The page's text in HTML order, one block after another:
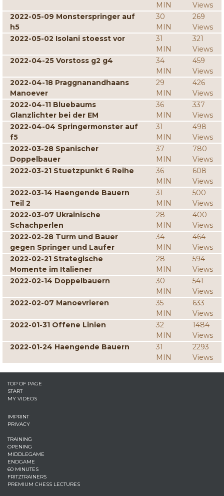
MIN
Views
2022-05-09 Monsterspringer auf
h5
30
MIN
269
Views
2022-05-02 Isolani stoesst vor
31
MIN
321
Views
2022-04-25 Vorstoss g2 g4
34
MIN
459
Views
2022-04-18 Praggnanandhaans
Manoever
29
MIN
426
Views
2022-04-11 Bluebaums
Glanzlichter bei der EM
36
MIN
337
Views
2022-04-04 Springermonster auf
f5
31
MIN
498
Views
2022-03-28 Spanischer
Doppelbauer
37
MIN
780
Views
2022-03-21 Stuetzpunkt 6 Reihe
36
MIN
608
Views
2022-03-14 Haengende Bauern
Teil 2
31
MIN
500
Views
2022-03-07 Ukrainische
Schachperlen
28
MIN
400
Views
2022-02-28 Turm und Bauer
gegen Springer und Laufer
34
MIN
464
Views
2022-02-21 Strategische
Momente im Italiener
28
MIN
594
Views
2022-02-14 Doppelbauern
30
MIN
541
Views
2022-02-07 Manoevrieren
35
MIN
633
Views
2022-01-31 Offene Linien
32
MIN
1484
Views
2022-01-24 Haengende Bauern
31
MIN
2293
Views
TOP OF PAGE
START
MY VIDEOS
IMPRINT
PRIVACY
TRAINING
OPENING
MIDDLEGAME
ENDGAME
60 MINUTES
FRITZTRAINERS
PREMIUM CHESS LECTURES